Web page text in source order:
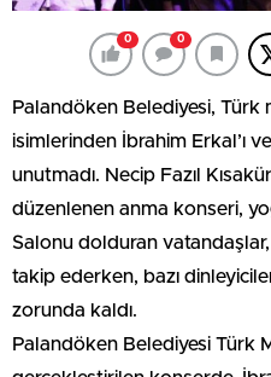
0 0
Palandöken Belediyesi, Türk
isimlerinden İbrahim Erkal’ı
unutmadı. Necip Fazıl
düzenlenen anma konseri,
Salonu dolduran
takip ederken, bazı
zorunda kaldı.
Palandöken Belediyesi Türk